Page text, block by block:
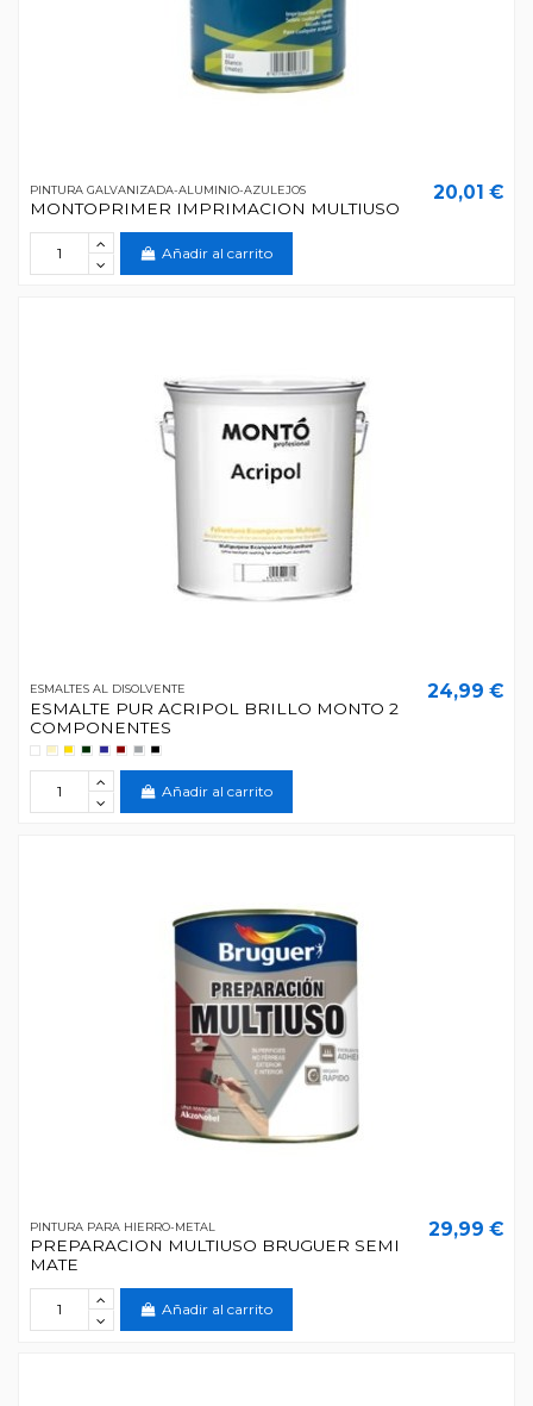
PINTURA GALVANIZADA-ALUMINIO-AZULEJOS
MONTOPRIMER IMPRIMACION MULTIUSO
20,01 €
Añadir al carrito
ESMALTES AL DISOLVENTE
ESMALTE PUR ACRIPOL BRILLO MONTO 2
COMPONENTES
24,99 €
Añadir al carrito
PINTURA PARA HIERRO-METAL
PREPARACION MULTIUSO BRUGUER SEMI
MATE
29,99 €
Añadir al carrito